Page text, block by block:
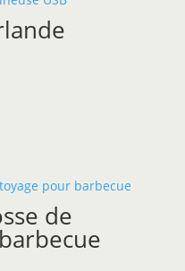
de